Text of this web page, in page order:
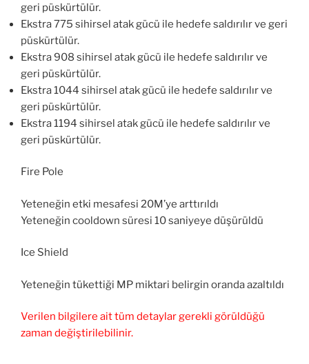
geri püskürtülür.
Ekstra 775 sihirsel atak gücü ile hedefe saldırılır ve geri
püskürtülür.
Ekstra 908 sihirsel atak gücü ile hedefe saldırılır ve
geri püskürtülür.
Ekstra 1044 sihirsel atak gücü ile hedefe saldırılır ve
geri püskürtülür.
Ekstra 1194 sihirsel atak gücü ile hedefe saldırılır ve
geri püskürtülür.
Fire Pole
Yeteneğin etki mesafesi 20M’ye arttırıldı
Yeteneğin cooldown süresi 10 saniyeye düşürüldü
Ice Shield
Yeteneğin tükettiği MP miktari belirgin oranda azaltıldı
Verilen bilgilere ait tüm detaylar gerekli görüldüğü
zaman değiştirilebilinir.